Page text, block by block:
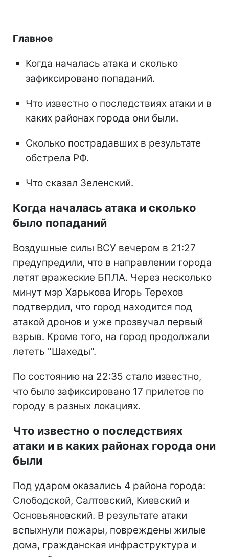
Главное
Когда началась атака и сколько
зафиксировано попаданий.
Что известно о последствиях атаки и в
каких районах города они были.
Сколько пострадавших в результате
обстрела РФ.
Что сказал Зеленский.
Когда началась атака и сколько
было попаданий
Воздушные силы ВСУ вечером в 21:27
предупредили, что в направлении города
летят вражеские БПЛА. Через несколько
минут мэр Харькова Игорь Терехов
подтвердил, что город находится под
атакой дронов и уже прозвучал первый
взрыв. Кроме того, на город продолжали
лететь "Шахеды".
По состоянию на 22:35 стало известно,
что было зафиксировано 17 прилетов по
городу в разных локациях.
Что известно о последствиях
атаки и в каких районах города они
были
Под ударом оказались 4 района города:
Слободской, Салтовский, Киевский и
Основьяновский. В результате атаки
вспыхнули пожары, повреждены жилые
дома, гражданская инфраструктура и